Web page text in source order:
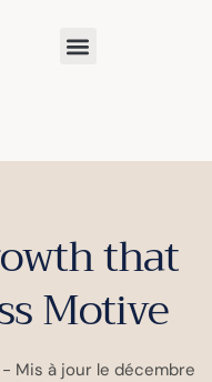
that
Motive
Mis à jour le décembre